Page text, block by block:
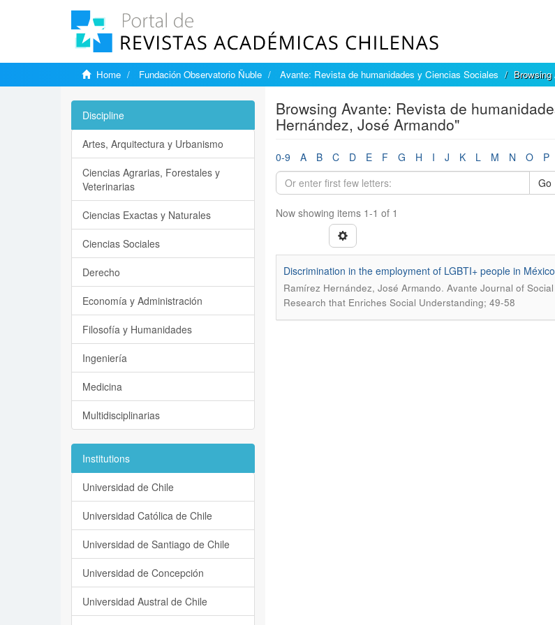
Home Fundación Observatorio Ñuble Avante: Revista de humanidades y Ciencias Sociales
Browsing Avante: Revista de
Hernández, José Armando"
0-9 A B C D E F G H I J K L M N O P
Go
Now showing items 1-1 of 1
Discrimination in the employment of LGBTI+ people in
Ramírez Hernández, José Armando. Avante Journal of
Research that Enriches Social Understanding; 49-58
Discipline
Artes, Arquitectura y Urbanismo
Ciencias Agrarias, Forestales y
Veterinarias
Ciencias Exactas y Naturales
Ciencias Sociales
Derecho
Economía y Administración
Filosofía y Humanidades
Ingeniería
Medicina
Multidisciplinarias
Institutions
Universidad de Chile
Universidad Católica de Chile
Universidad de Santiago de Chile
Universidad de Concepción
Universidad Austral de Chile